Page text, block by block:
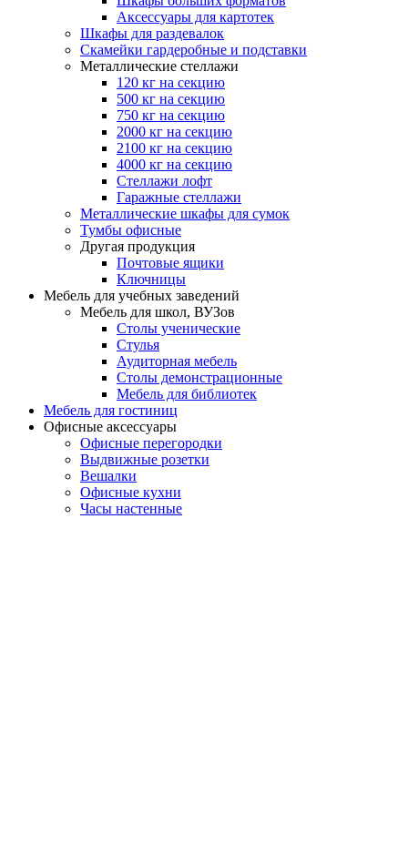
Аксессуары для картотек
Шкафы для раздевалок
Скамейки гардеробные и подставки
Металлические стеллажи
120 кг на секцию
500 кг на секцию
750 кг на секцию
2000 кг на секцию
2100 кг на секцию
4000 кг на секцию
Стеллажи лофт
Гаражные стеллажи
Металлические шкафы для сумок
Тумбы офисные
Другая продукция
Почтовые ящики
Ключницы
Мебель для учебных заведений
Мебель для школ, ВУЗов
Столы ученические
Стулья
Аудиторная мебель
Столы демонстрационные
Мебель для библиотек
Мебель для гостиниц
Офисные аксессуары
Офисные перегородки
Выдвижные розетки
Вешалки
Офисные кухни
Часы настенные